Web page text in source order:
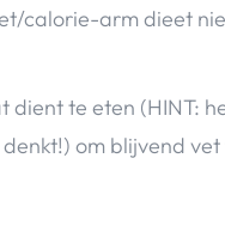
calorie-arm dieet
dient te eten (HINT:
om blijvend vet